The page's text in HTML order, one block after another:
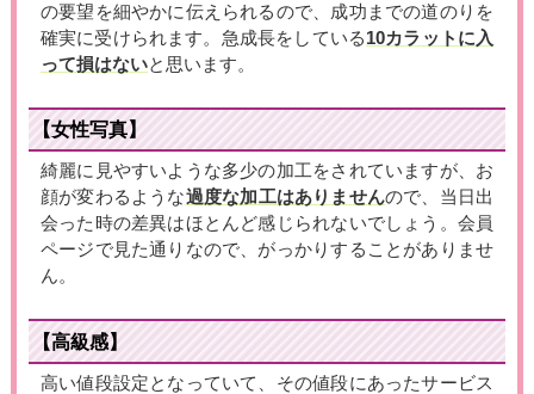
の要望を細やかに伝えられるので、成功までの道のりを
確実に受けられます。急成長をしている10カラットに入
って損はないと思います。
【女性写真】
綺麗に見やすいような多少の加工をされていますが、お
顔が変わるような過度な加工はありませんので、当日出
会った時の差異はほとんど感じられないでしょう。会員
ページで見た通りなので、がっかりすることがありませ
ん。
【高級感】
高い値段設定となっていて、その値段にあったサービス